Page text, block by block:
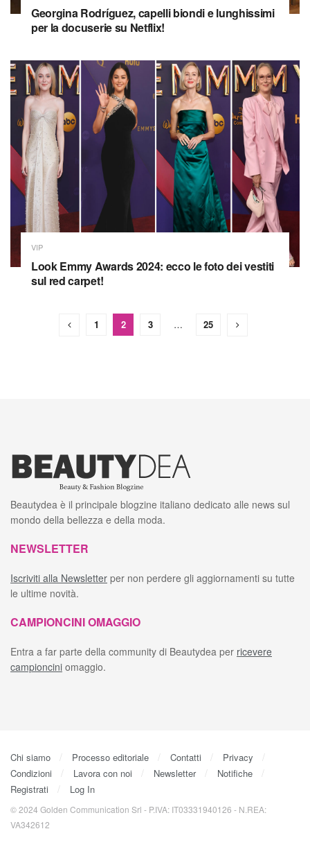
Georgina Rodríguez, capelli biondi e lunghissimi
per la docuserie su Netflix!
VIP
Look Emmy Awards 2024: ecco le foto dei vestiti
sul red carpet!
1 2 3 … 25
Beautydea è il principale blogzine italiano dedicato alle news sul
mondo della bellezza e della moda.
NEWSLETTER
Iscriviti alla Newsletter per non perdere gli aggiornamenti su tutte
le ultime novità.
CAMPIONCINI OMAGGIO
Entra a far parte della community di Beautydea per ricevere
campioncini omaggio.
Chi siamo Processo editoriale Contatti
Privacy
Condizioni
Lavora con noi Newsletter
Notifiche
Registrati
Log In
© 2024 Golden Communication Srl - P.IVA: IT03331940126 - N.REA:
VA342612